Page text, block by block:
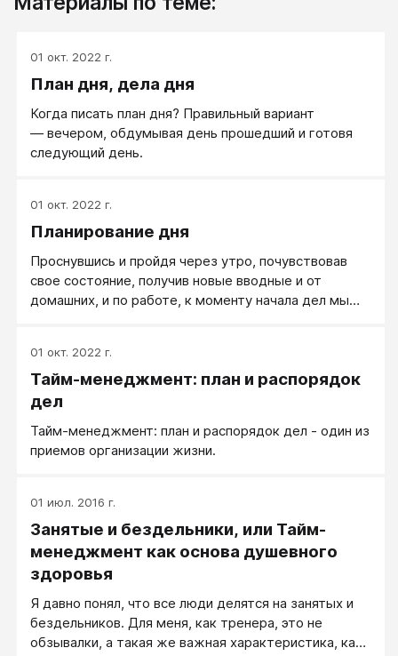
01 окт. 2022 г.
План дня, дела дня
Когда писать план дня? Правильный вариант
— вечером, обдумывая день прошедший и готовя
следующий день.
01 окт. 2022 г.
Планирование дня
Проснувшись и пройдя через утро, почувствовав
свое состояние, получив новые вводные и от
домашних, и по работе, к моменту начала дел мы
полный список всех дел на сегодня.
01 окт. 2022 г.
Тайм-менеджмент: план и распорядок
дел
Тайм-менеджмент: план и распорядок дел - один из
приемов организации жизни.
01 июл. 2016 г.
Занятые и бездельники, или Тайм-
менеджмент как основа душевного
здоровья
Я давно понял, что все люди делятся на занятых и
бездельников. Для меня, как тренера, это не
обзывалки, а такая же важная характеристика, как